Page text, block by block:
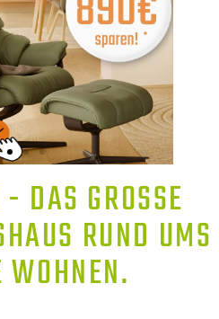
GROSSE E
RUND UMS S